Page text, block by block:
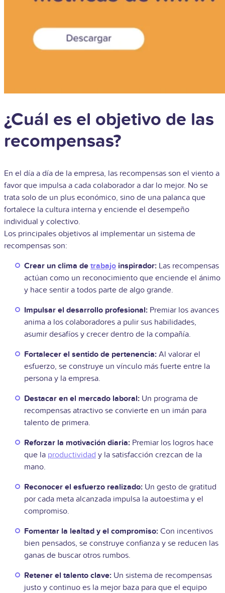
¿Cuál es el objetivo de las
recompensas?
En el día a día de la empresa, las recompensas son el viento a
favor que impulsa a cada colaborador a dar lo mejor. No se
trata solo de un plus económico, sino de una palanca que
fortalece la cultura interna y enciende el desempeño
individual y colectivo.
Los principales objetivos al implementar un sistema de
recompensas son:
Crear un clima de trabajo inspirador: Las recompensas
actúan como un reconocimiento que enciende el ánimo
y hace sentir a todos parte de algo grande.
Impulsar el desarrollo profesional: Premiar los avances
anima a los colaboradores a pulir sus habilidades,
asumir desafíos y crecer dentro de la compañía.
Fortalecer el sentido de pertenencia: Al valorar el
esfuerzo, se construye un vínculo más fuerte entre la
persona y la empresa.
Destacar en el mercado laboral: Un programa de
recompensas atractivo se convierte en un imán para
talento de primera.
Reforzar la motivación diaria: Premiar los logros hace
que la productividad y la satisfacción crezcan de la
mano.
Reconocer el esfuerzo realizado: Un gesto de gratitud
por cada meta alcanzada impulsa la autoestima y el
compromiso.
Fomentar la lealtad y el compromiso: Con incentivos
bien pensados, se construye confianza y se reducen las
ganas de buscar otros rumbos.
Retener el talento clave: Un sistema de recompensas
justo y continuo es la mejor baza para que el equipo